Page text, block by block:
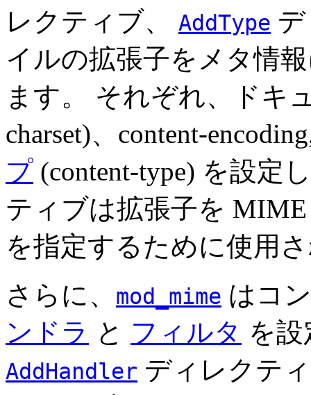
レクティブ、 AddType
イルの拡張子をメタ情
ます。 それぞれ、ドキ
charset)、content-
プ (content-type) を設定
ティブは拡張子を
を指定するために使用
さらに、
mod_mime はコ
ンドラ と フィルタ を
AddHandler ディレクテ